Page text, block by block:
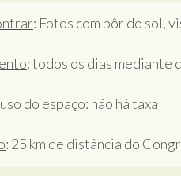
: Fotos com pôr do sol,
: todos os dias
do espaço: não há taxa
: 25 km de distância do